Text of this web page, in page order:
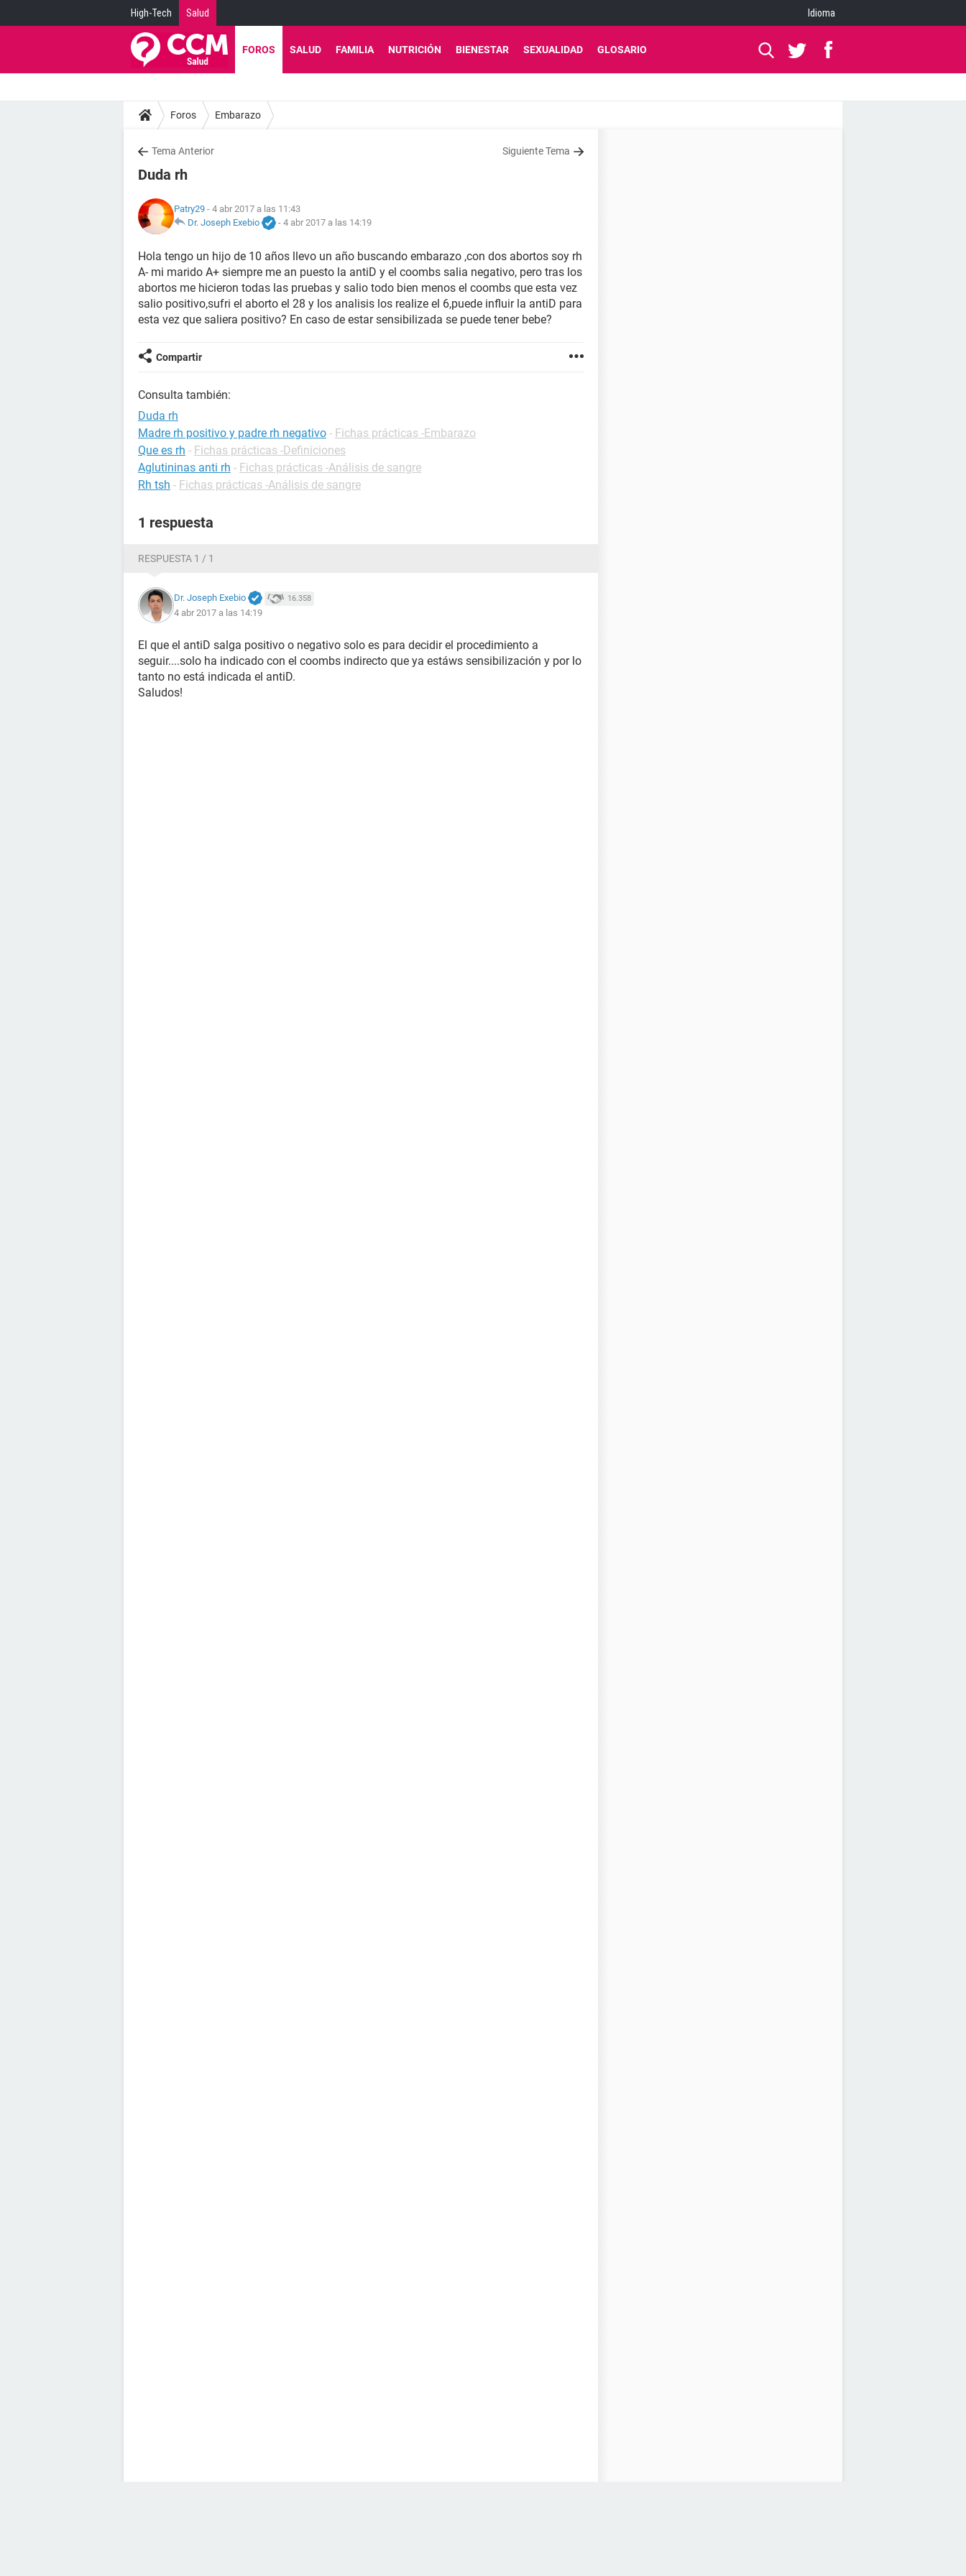
High-Tech Salud Idioma
FOROS SALUD FAMILIA NUTRICIÓN BIENESTAR SEXUALIDAD GLOSARIO
Foros Embarazo
Tema Anterior Siguiente Tema
Duda rh
Patry29 - 4 abr 2017 a las 11:43
Dr. Joseph Exebio
- 4 abr 2017 a las 14:19
Hola tengo un hijo de 10 años llevo un año buscando embarazo ,con dos abortos soy rh
A- mi marido A+ siempre me an puesto la antiD y el coombs salia negativo, pero tras los
abortos me hicieron todas las pruebas y salio todo bien menos el coombs que esta vez
salio positivo,sufri el aborto el 28 y los analisis los realize el 6,puede influir la antiD para
esta vez que saliera positivo? En caso de estar sensibilizada se puede tener bebe?
Compartir
Consulta también:
Duda rh
Madre rh positivo y padre rh negativo - Fichas prácticas -Embarazo
Que es rh - Fichas prácticas -Definiciones
Aglutininas anti rh - Fichas prácticas -Análisis de sangre
Rh tsh - Fichas prácticas -Análisis de sangre
1 respuesta
RESPUESTA 1 / 1
Dr. Joseph Exebio 16.358
4 abr 2017 a las 14:19
El que el antiD salga positivo o negativo solo es para decidir el procedimiento a
seguir....solo ha indicado con el coombs indirecto que ya estáws sensibilización y por lo
tanto no está indicada el antiD.
Saludos!